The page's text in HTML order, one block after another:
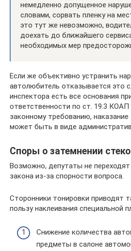
немедленно допущенное
словами, сорвать пленку на
это тут же невозможно,
доехать до ближайшего
необходимых мер
Если же объективно устранить
автолюбитель отказывается это
инспектора есть все основания
ответственности по ст. 19.3
законному требованию,
может быть в виде
Споры о затемнении
Возможно, депутаты не
закона из-за спорности вопроса.
Сторонники тонировки приводят
пользу наклеивания специальной
Снижение количества
предметы в салоне